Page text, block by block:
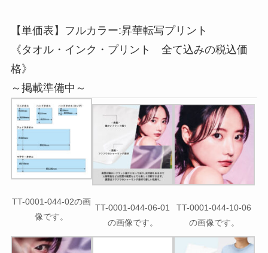
【単価表】フルカラー:昇華転写プリント
《タオル・インク・プリント 全て込みの税込価
格》
～掲載準備中～
TT-0001-044-02の画
像です。
TT-0001-044-06-01
の画像です。
TT-0001-044-10-06
の画像です。